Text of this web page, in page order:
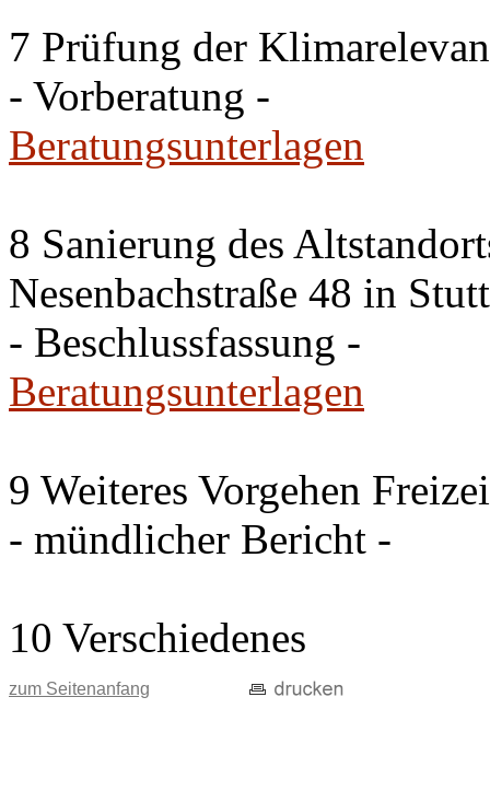
7 Prüfung der
- Vorberatung -
Beratungsunterlagen
8 Sanierung des
Nesenbachstraße 48 in
- Beschlussfassung -
Beratungsunterlagen
9 Weiteres Vorgehen
- mündlicher Bericht -
10 Verschiedenes
zum Seitenanfang